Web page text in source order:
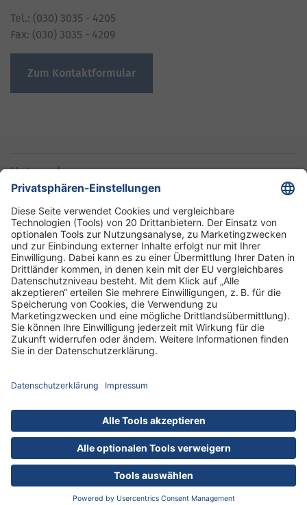
Tel.: (030) 3035 - 4205
Fax: (030) 3035 - 4209
Zum Kontaktformular
Unternehmen
Informationen
Standorte
DRK-Schwesternschaft Berlin
Impressum
Hausordnung
nach oben